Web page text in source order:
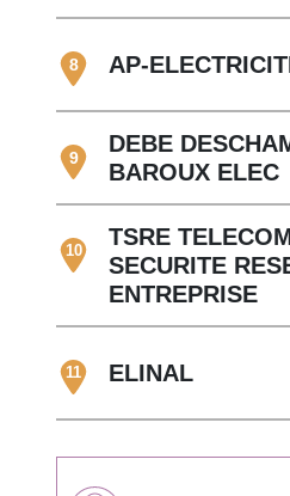
8 AP-
9
DEBE
BAROUX ELEC
10
TSRE
SECURITE
ENTREPRISE
11 ELINAL